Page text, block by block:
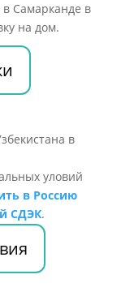
в Самарканде в
на дом.
уловий
в Россию
СДЭК.